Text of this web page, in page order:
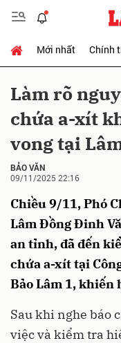
Mới nhất Chính
Làm rõ
chứa a-xít
vong tại
BẢO VĂN
09/11/2025 22:16
Chiều 9/11, Phó
Lâm Đồng Đinh
an tỉnh, đã đến
chứa a-xít tại
Bảo Lâm 1, khiến
Sau khi nghe báo
việc và kiểm tra
Gửi bình luận